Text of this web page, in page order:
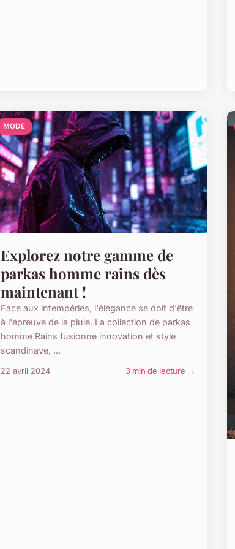
MODE
Explorez notre gamme de
parkas homme rains dès
maintenant !
Face aux intempéries, l'élégance se doit d'être
à l'épreuve de la pluie. La collection de parkas
homme Rains fusionne innovation et style
scandinave, ...
22 avril 2024 3 min de lecture →